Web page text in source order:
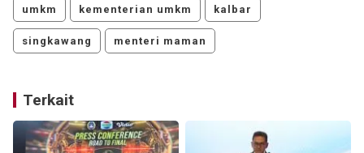
umkm kementerian umkm kalbar
singkawang menteri maman
Terkait